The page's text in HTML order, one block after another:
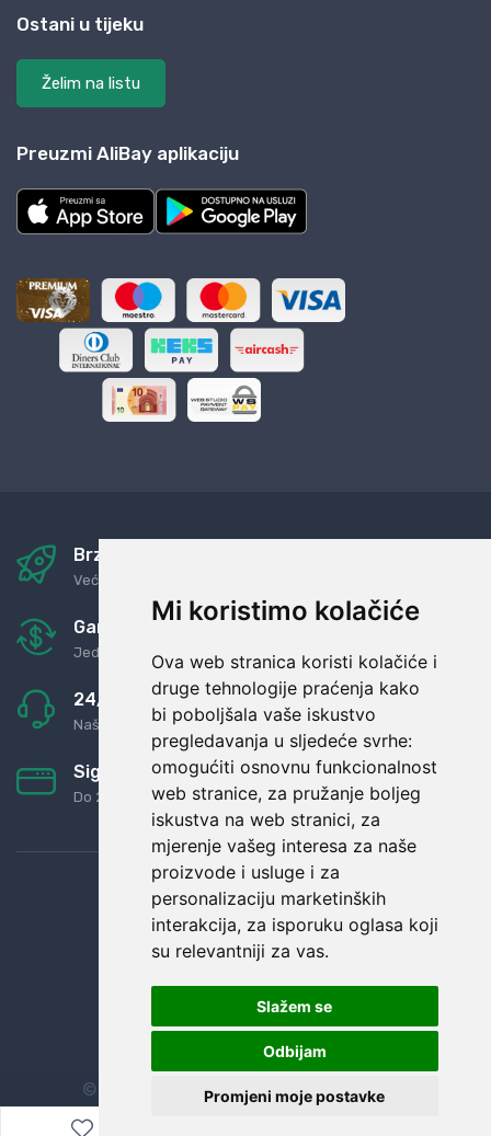
Mi koristimo kolačiće
Ova web stranica koristi kolačiće i
druge tehnologije praćenja kako
bi poboljšala vaše iskustvo
pregledavanja u sljedeće svrhe:
omogućiti osnovnu funkcionalnost
web stranice, za pružanje boljeg
iskustva na web stranici, za
mjerenje vašeg interesa za naše
proizvode i usluge i za
personalizaciju marketinških
interakcija, za isporuku oglasa koji
su relevantniji za vas.
Slažem se
Odbijam
Promjeni moje postavke
Ostani u tijeku
Želim na listu
Preuzmi AliBay aplikaciju
Brza i sigurna dostava
Već za nekoliko dana kod vas
Garancija u povrat novaca
Jednostavno pravilo: Roba za novac
24/7 odlična podrška
Naši agenti uvijek na raspolaganju
Sigurno obročno plaćanje
Do 24 rata bez kamata
© Sva prava zadržana. Dopi grupa d.o.o.